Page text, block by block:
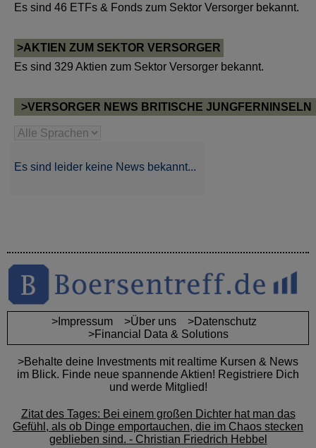
Es sind 46 ETFs & Fonds zum Sektor Versorger bekannt.
>AKTIEN ZUM SEKTOR VERSORGER
Es sind 329 Aktien zum Sektor Versorger bekannt.
>VERSORGER NEWS BRITISCHE JUNGFERNINSELN
Es sind leider keine News bekannt...
>Impressum >Über uns
>Datenschutz
>Financial Data & Solutions
>Behalte deine Investments mit realtime Kursen & News
im Blick. Finde neue spannende Aktien! Registriere Dich
und werde Mitglied!
Zitat des Tages: Bei einem großen Dichter hat man das
Gefühl, als ob Dinge emportauchen, die im Chaos stecken
geblieben sind. - Christian Friedrich Hebbel